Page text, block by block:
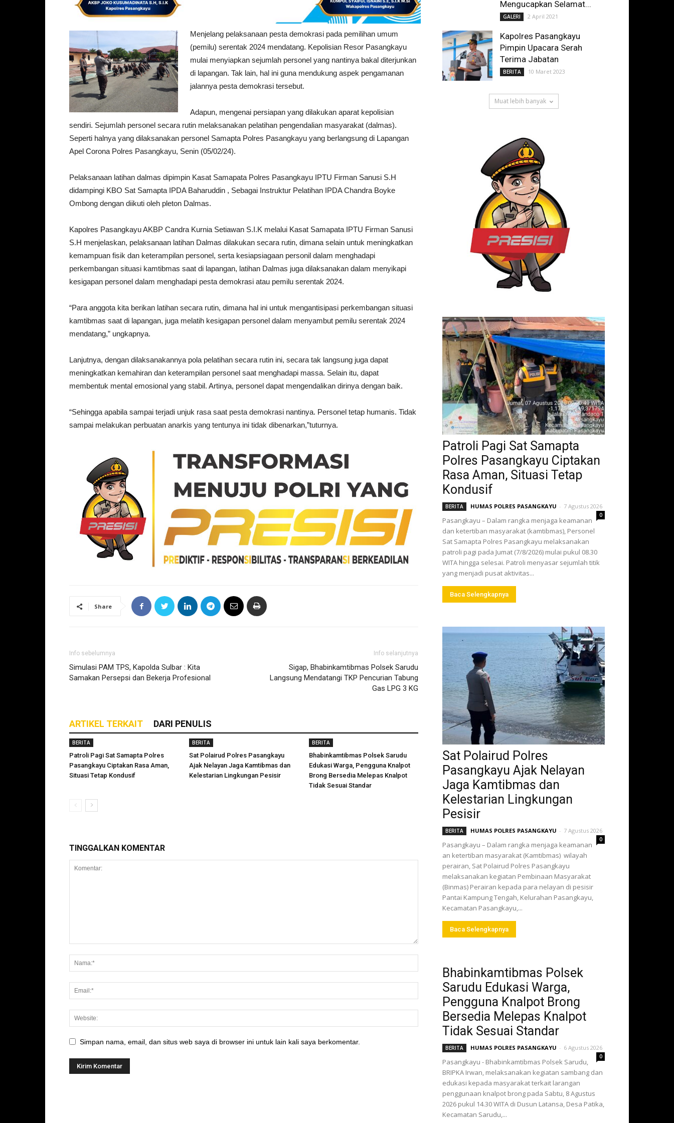
Menjelang pelaksanaan pesta demokrasi pada pemilihan umum
(pemilu) serentak 2024 mendatang. Kepolisian Resor Pasangkayu
mulai menyiapkan sejumlah personel yang nantinya bakal diterjunkan
di lapangan. Tak lain, hal ini guna mendukung aspek pengamanan
jalannya pesta demokrasi tersebut.
Adapun, mengenai persiapan yang dilakukan aparat kepolisian
sendiri. Sejumlah personel secara rutin melaksanakan pelatihan pengendalian masyarakat (dalmas).
Seperti halnya yang dilaksanakan personel Samapta Polres Pasangkayu yang berlangsung di Lapangan
Apel Corona Polres Pasangkayu, Senin (05/02/24).
Pelaksanaan latihan dalmas dipimpin Kasat Samapata Polres Pasangkayu IPTU Firman Sanusi S.H
didampingi KBO Sat Samapta IPDA Baharuddin , Sebagai Instruktur Pelatihan IPDA Chandra Boyke
Ombong dengan diikuti oleh pleton Dalmas.
Kapolres Pasangkayu AKBP Candra Kurnia Setiawan S.I.K melalui Kasat Samapata IPTU Firman Sanusi
S.H menjelaskan, pelaksanaan latihan Dalmas dilakukan secara rutin, dimana selain untuk meningkatkan
kemampuan fisik dan keterampilan personel, serta kesiapsiagaan personil dalam menghadapi
perkembangan situasi kamtibmas saat di lapangan, latihan Dalmas juga dilaksanakan dalam menyikapi
kesigapan personel dalam menghadapi pesta demokrasi atau pemilu serentak 2024.
“Para anggota kita berikan latihan secara rutin, dimana hal ini untuk mengantisipasi perkembangan situasi
kamtibmas saat di lapangan, juga melatih kesigapan personel dalam menyambut pemilu serentak 2024
mendatang,” ungkapnya.
Lanjutnya, dengan dilaksanakannya pola pelatihan secara rutin ini, secara tak langsung juga dapat
meningkatkan kemahiran dan keterampilan personel saat menghadapi massa. Selain itu, dapat
membentuk mental emosional yang stabil. Artinya, personel dapat mengendalikan dirinya dengan baik.
“Sehingga apabila sampai terjadi unjuk rasa saat pesta demokrasi nantinya. Personel tetap humanis. Tidak
sampai melakukan perbuatan anarkis yang tentunya ini tidak dibenarkan,”tuturnya.
Share
Info sebelumnya
Simulasi PAM TPS, Kapolda Sulbar : Kita
Samakan Persepsi dan Bekerja Profesional
Info selanjutnya
Sigap, Bhabinkamtibmas Polsek Sarudu
Langsung Mendatangi TKP Pencurian Tabung
Gas LPG 3 KG
ARTIKEL TERKAIT DARI PENULIS
BERITA
Patroli Pagi Sat Samapta Polres
Pasangkayu Ciptakan Rasa Aman,
Situasi Tetap Kondusif
BERITA
Sat Polairud Polres Pasangkayu
Ajak Nelayan Jaga Kamtibmas dan
Kelestarian Lingkungan Pesisir
BERITA
Bhabinkamtibmas Polsek Sarudu
Edukasi Warga, Pengguna Knalpot
Brong Bersedia Melepas Knalpot
Tidak Sesuai Standar
TINGGALKAN KOMENTAR
Simpan nama, email, dan situs web saya di browser ini untuk lain kali saya berkomentar.
Mengucapkan Selamat...
GALERI 2 April 2021
Kapolres Pasangkayu
Pimpin Upacara Serah
Terima Jabatan
BERITA 10 Maret 2023
Muat lebih banyak
Patroli Pagi Sat Samapta
Polres Pasangkayu Ciptakan
Rasa Aman, Situasi Tetap
Kondusif
BERITA HUMAS POLRES PASANGKAYU - 7 Agustus 2026
0
Pasangkayu – Dalam rangka menjaga keamanan
dan ketertiban masyarakat (kamtibmas), Personel
Sat Samapta Polres Pasangkayu melaksanakan
patroli pagi pada Jumat (7/8/2026) mulai pukul 08.30
WITA hingga selesai. Patroli menyasar sejumlah titik
yang menjadi pusat aktivitas...
Baca Selengkapnya
Sat Polairud Polres
Pasangkayu Ajak Nelayan
Jaga Kamtibmas dan
Kelestarian Lingkungan
Pesisir
BERITA HUMAS POLRES PASANGKAYU - 7 Agustus 2026
0
Pasangkayu – Dalam rangka menjaga keamanan
an ketertiban masyarakat (Kamtibmas) wilayah
perairan, Sat Polairud Polres Pasangkayu
melaksanakan kegiatan Pembinaan Masyarakat
(Binmas) Perairan kepada para nelayan di pesisir
Pantai Kampung Tengah, Kelurahan Pasangkayu,
Kecamatan Pasangkayu,...
Baca Selengkapnya
Bhabinkamtibmas Polsek
Sarudu Edukasi Warga,
Pengguna Knalpot Brong
Bersedia Melepas Knalpot
Tidak Sesuai Standar
BERITA HUMAS POLRES PASANGKAYU - 6 Agustus 2026
0
Pasangkayu - Bhabinkamtibmas Polsek Sarudu,
BRIPKA Irwan, melaksanakan kegiatan sambang dan
edukasi kepada masyarakat terkait larangan
penggunaan knalpot brong pada Sabtu, 8 Agustus
2026 pukul 14.30 WITA di Dusun Latansa, Desa Patika,
Kecamatan Sarudu,...